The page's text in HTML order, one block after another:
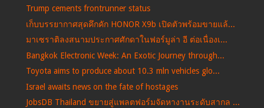
Trump cements frontrunner status
เก็บบรรยากาศสุดคึกคัก HONOR X9b เปิดตัวพร้อมขายแล้...
มาเซราติลงสนามประกาศศักดาในฟอร์มูล่า อี ต่อเนื่องเ...
Bangkok Electronic Week: An Exotic Journey through...
Toyota aims to produce about 10.3 mln vehicles glo...
Israel awaits news on the fate of hostages
JobsDB Thailand ขยายสู่แพลตฟอร์มจัดหางานระดับสากล ...